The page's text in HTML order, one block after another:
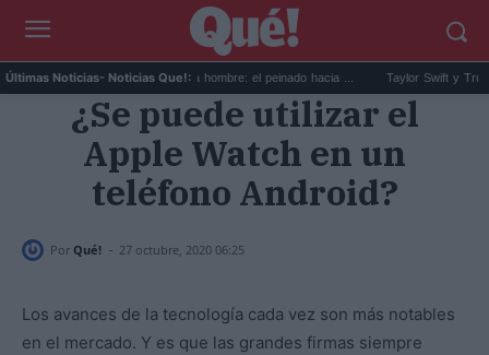
Últimas Noticias- Noticias Que!:
El corte slick back para hombre: el peinado hacia ... Taylor Swift y Trump:
¿Se puede utilizar el
Apple Watch en un
teléfono Android?
Por Qué! - 27 octubre, 2020 06:25
Los avances de la tecnología cada vez son más notables
en el mercado. Y es que las grandes firmas siempre